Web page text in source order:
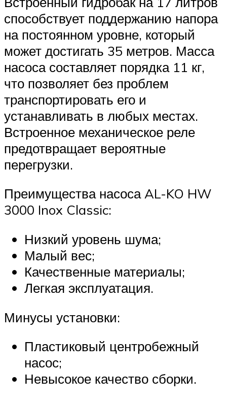
способствует поддержанию напора
на постоянном уровне, который
может достигать 35 метров. Масса
насоса составляет порядка 11 кг,
что позволяет без проблем
транспортировать его и
устанавливать в любых местах.
Встроенное механическое реле
предотвращает вероятные
перегрузки.
Преимущества насоса AL-KO HW
3000 Inox Classic:
Низкий уровень шума;
Малый вес;
Качественные материалы;
Легкая эксплуатация.
Минусы установки:
Пластиковый центробежный
насос;
Невысокое качество сборки.